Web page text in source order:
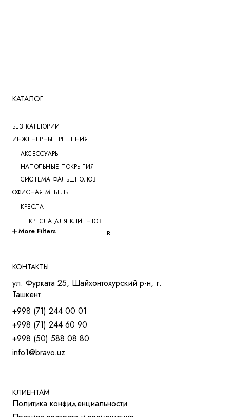
КАТАЛОГ
БЕЗ КАТЕГОРИИ
ИНЖЕНЕРНЫЕ РЕШЕНИЯ
АКСЕССУАРЫ
НАПОЛЬНЫЕ ПОКРЫТИЯ
СИСТЕМА ФАЛЬШПОЛОВ
ОФИСНАЯ МЕБЕЛЬ
КРЕСЛА
КРЕСЛА ДЛЯ КЛИЕНТОВ
КРЕСЛА ДЛЯ ПЕРЕГОВОРОВ
КРЕСЛА ДЛЯ ТРЕНИНГОВ
МЯГКАЯ МЕБЕЛЬ
СТОЛЫ
СТОЛ ДЛЯ РУКОВОДИТЕЛЯ
СТОЛЫ OPEN-SPACE
СТОЛЫ ДЛЯ МЕНЕДЖЕРОВ
СТОЛЫ ДЛЯ ПЕРЕГОВОРОВ
ШКАФЫ И ТУМБЫ
РЕШЕНИЯ ДЛЯ БИЗНЕСА
More Filters
КОНТАКТЫ
ул. Фурката 25, Шайхонтохурский р-н, г.
Ташкент.
+998 (71) 244 00 01
+998 (71) 244 60 90
+998 (50) 588 08 80
info1@bravo.uz
КЛИЕНТАМ
Политика конфиденциальности